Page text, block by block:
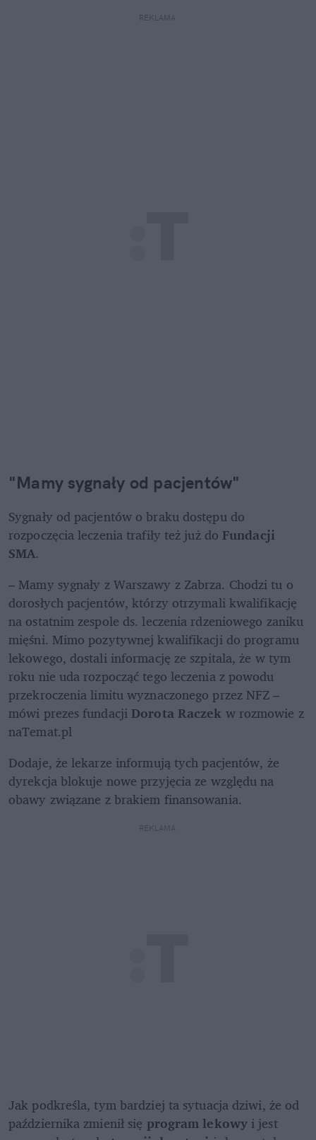
REKLAMA
"Mamy sygnały od pacjentów"
Sygnały od pacjentów o braku dostępu do
rozpoczęcia leczenia trafiły też już do Fundacji
SMA.
– Mamy sygnały z Warszawy z Zabrza. Chodzi tu o
dorosłych pacjentów, którzy otrzymali kwalifikację
na ostatnim zespole ds. leczenia rdzeniowego zaniku
mięśni. Mimo pozytywnej kwalifikacji do programu
lekowego, dostali informację ze szpitala, że w tym
roku nie uda rozpocząć tego leczenia z powodu
przekroczenia limitu wyznaczonego przez NFZ –
mówi prezes fundacji Dorota Raczek w rozmowie z
naTemat.pl
Dodaje, że lekarze informują tych pacjentów, że
dyrekcja blokuje nowe przyjęcia ze względu na
obawy związane z brakiem finansowania.
REKLAMA
Jak podkreśla, tym bardziej ta sytuacja dziwi, że od
października zmienił się program lekowy i jest